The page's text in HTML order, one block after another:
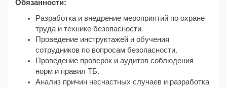
Обязанности:
Разработка и внедрение мероприятий по охране
труда и технике безопасности.
Проведение инструктажей и обучения
сотрудников по вопросам безопасности.
Проведение проверок и аудитов соблюдения
норм и правил ТБ.
Анализ причин несчастных случаев и разработка